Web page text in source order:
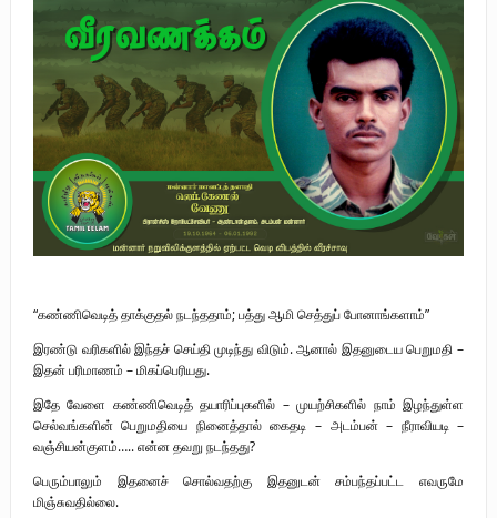
புலிகளின் குரல் பொறுப்பாளர் திரு. தமிழன்பன் (ஜவான்) அவர்களின் புகழ்
வணக்க நிகழ்வும் ‘விடுதலைச் சிற்பி’ நூல் மற்றும் ‘ஜவான் – திடம் குன்றா
தீக்குரல்’ இசைப்பேழை வெளியீடும்.
உரிமைப் போராட்டம் _
நாடாளுமன்ற உறுப்பினர் இராமநாதன் அர்ச்சுனா அவர்களுக்கு நிலவனின்
திறந்த மடல்!
“கண்ணிவெடித் தாக்குதல் நடந்ததாம்; பத்து ஆமி செத்துப் போனாங்களாம்”
இரண்டு வரிகளில் இந்தச் செய்தி முடிந்து விடும். ஆனால் இதனுடைய பெறுமதி –
இதன் பரிமாணம் – மிகப்பெரியது.
இதே வேளை கண்ணிவெடித் தயாரிப்புகளில் – முயற்சிகளில் நாம் இழந்துள்ள
செல்வங்களின் பெறுமதியை நினைத்தால் கைதடி – அடம்பன் – நீராவியடி –
வஞ்சியன்குளம்….. என்ன தவறு நடந்தது?
பெரும்பாலும் இதனைச் சொல்வதற்கு இதனுடன் சம்பந்தப்பட்ட எவருமே
மிஞ்சுவதில்லை.